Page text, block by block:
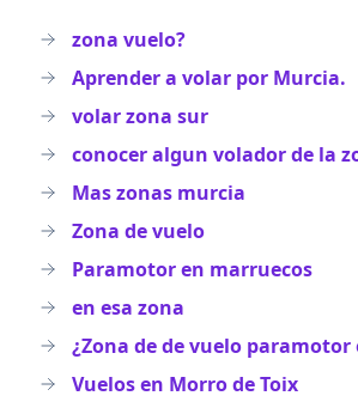
zona vuelo?
Aprender a volar por Murcia.
volar zona sur
conocer algun volador de la
Mas zonas murcia
Zona de vuelo
Paramotor en marruecos
en esa zona
¿Zona de de vuelo
Vuelos en Morro de Toix